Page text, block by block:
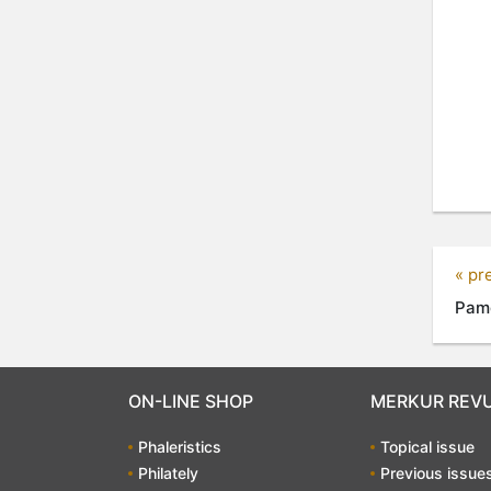
«
ON-LINE SHOP
Phaleristics
Philately
MERKUR
Topical issue
Previous